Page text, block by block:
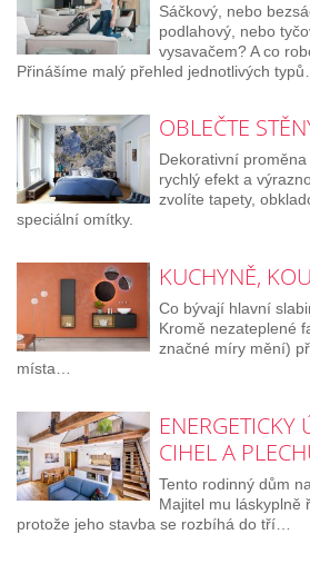
Sáčkový, nebo
podlahový, nebo
vysavačem? A co
Přinášíme malý přehled jednotlivých typů…
OBLEČTE
Dekorativní
rychlý efekt a
zvolíte tapety,
speciální omítky.
KUCHYNĚ,
Co bývají hlavní
Kromě nezateplené
značné míry mění)
místa…
CIHEL A
Tento rodinný dům
Majitel mu láskyplně
protože jeho stavba se rozbíhá do tří…